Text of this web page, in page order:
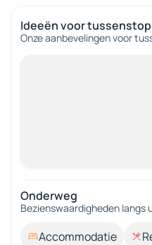
Ideeën voor
Onze aanbevelingen voor
Onderweg
Bezienswaardigheden langs
Accommodatie